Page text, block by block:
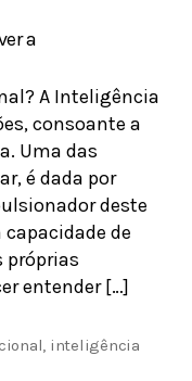
A Inteligência
consoante a
Uma das
é dada por
deste
de
próprias
entender […]
, inteligência